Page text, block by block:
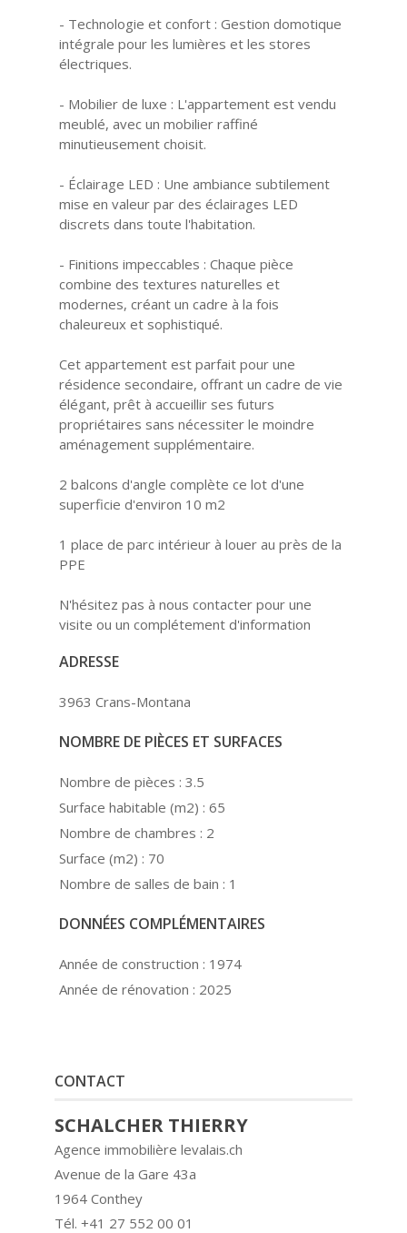
- Technologie et confort : Gestion domotique
intégrale pour les lumières et les stores
électriques.
- Mobilier de luxe : L'appartement est vendu
meublé, avec un mobilier raffiné
minutieusement choisit.
- Éclairage LED : Une ambiance subtilement
mise en valeur par des éclairages LED
discrets dans toute l'habitation.
- Finitions impeccables : Chaque pièce
combine des textures naturelles et
modernes, créant un cadre à la fois
chaleureux et sophistiqué.
Cet appartement est parfait pour une
résidence secondaire, offrant un cadre de vie
élégant, prêt à accueillir ses futurs
propriétaires sans nécessiter le moindre
aménagement supplémentaire.
2 balcons d'angle complète ce lot d'une
superficie d'environ 10 m2
1 place de parc intérieur à louer au près de la
PPE
N'hésitez pas à nous contacter pour une
visite ou un complétement d'information
ADRESSE
3963 Crans-Montana
NOMBRE DE PIÈCES ET SURFACES
Nombre de pièces : 3.5
Surface habitable (m2) : 65
Nombre de chambres : 2
Surface (m2) : 70
Nombre de salles de bain : 1
DONNÉES COMPLÉMENTAIRES
Année de construction : 1974
Année de rénovation : 2025
CONTACT
SCHALCHER THIERRY
Agence immobilière levalais.ch
Avenue de la Gare 43a
1964 Conthey
Tél. +41 27 552 00 01